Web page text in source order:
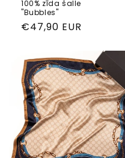
100% zīda šalle
"Bubbles"
Parastā
€47,90 EUR